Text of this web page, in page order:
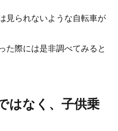
見られないような自転車が
た際には是非調べてみると
はなく、子供乗